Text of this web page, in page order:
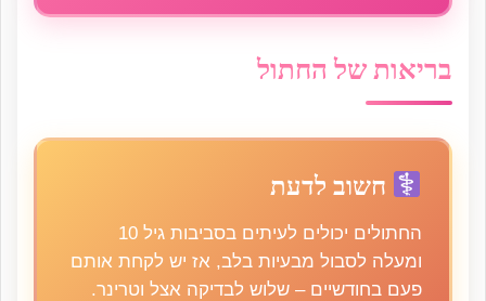
בריאות של החתול
חשוב לדעת
החתולים יכולים לעיתים בסביבות גיל 10
ומעלה לסבול מבעיות בלב, אז יש לקחת אותם
פעם בחודשיים – שלוש לבדיקה אצל וטרינר.